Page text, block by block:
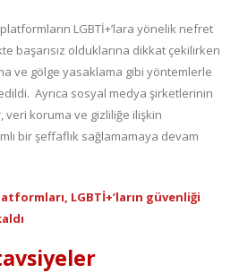
LGBTİ+’lara yönelik nefret
başarısız olduklarına dikkat çekilirken
ve gölge yasaklama gibi yöntemlerle
Ayrıca sosyal medya şirketlerinin
koruma ve gizliliğe ilişkin
bir şeffaflık sağlamamaya devam
LGBTİ+’ların güvenliği